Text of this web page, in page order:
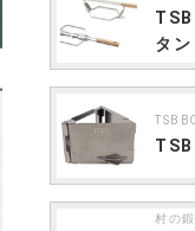
タン
村の